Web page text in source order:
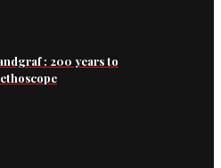
: 200 years to